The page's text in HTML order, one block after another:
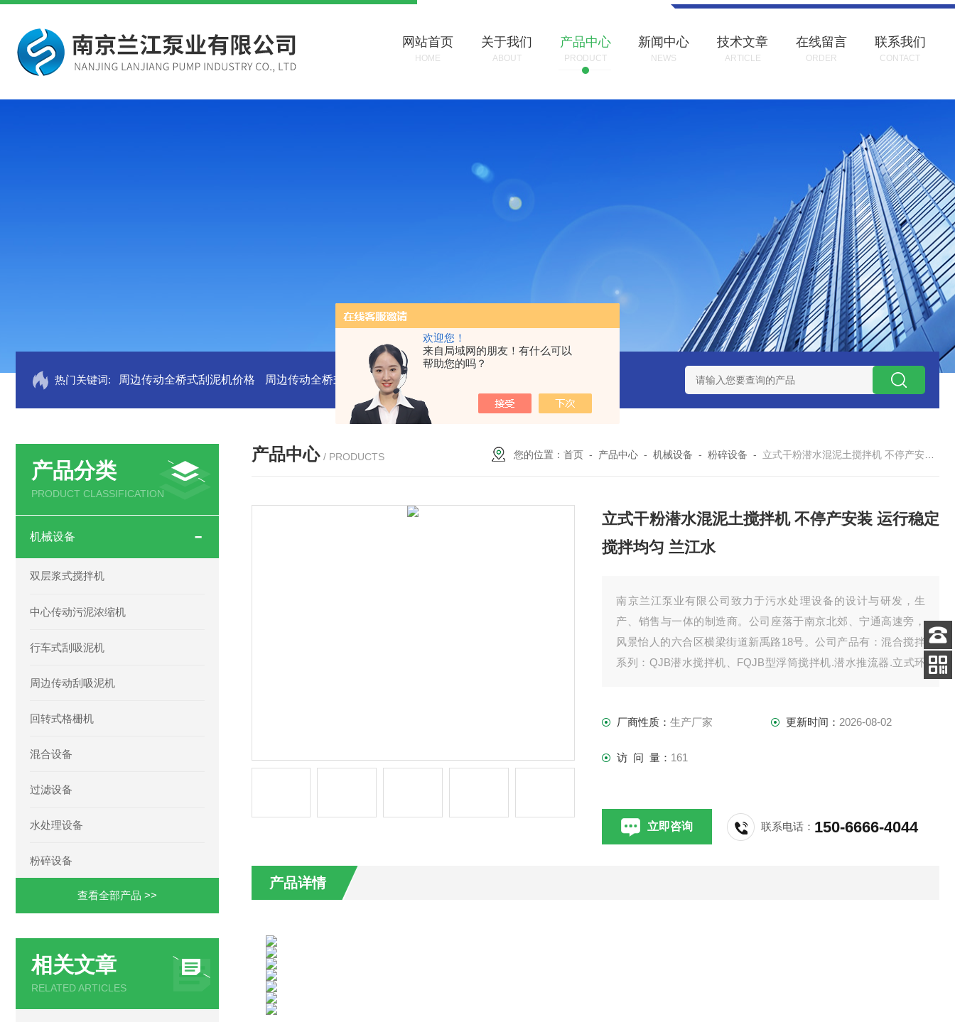
欢迎您！
来自局域网的朋友！有什么可以
帮助您的吗？
网站首页
HOME
关于我们
ABOUT
产品中心
PRODUCT
新闻中心
NEWS
技术文章
ARTICLE
在线留言
ORDER
联系我们
CONTACT
热门关键词: 周边传动全桥式刮泥机价格 周边传动全桥式刮泥机 周边传动半桥式刮泥机安装 周边传动半桥式刮泥机选型 周边传动半桥式刮泥机
产品分类
PRODUCT CLASSIFICATION
机械设备
双层浆式搅拌机
中心传动污泥浓缩机
行车式刮吸泥机
周边传动刮吸泥机
回转式格栅机
混合设备
过滤设备
水处理设备
粉碎设备
查看全部产品 >>
相关文章
RELATED ARTICLES
产品中心 / PRODUCTS 您的位置：首页 - 产品中心 -机械设备 -粉碎设备 - 立式干粉潜水混泥土搅拌机 不停产安装 运行稳定搅拌均匀 兰江水
立式干粉潜水混泥土搅拌机 不停产安装 运行稳定
搅拌均匀 兰江水
南京兰江泵业有限公司致力于污水处理设备的设计与研发，生
产、销售与一体的制造商。公司座落于南京北郊、宁通高速旁，
风景怡人的六合区横梁街道新禹路18号。公司产品有：混合搅拌
系列：QJB潜水搅拌机、FQJB型浮筒搅拌机.潜水推流器.立式环
厂商性质：生产厂家 更新时间： 2026-08-02
访 问 量： 161
立即咨询 联系电话： 150-6666-4044
产品详情
客服
电话